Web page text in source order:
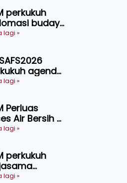
emas
perkukuh
budaya
Nusantara
lagi »
agenda
pacu
lagi »
Perluas
Air Bersih di
lagi »
perkukuh
pintar
lagi »